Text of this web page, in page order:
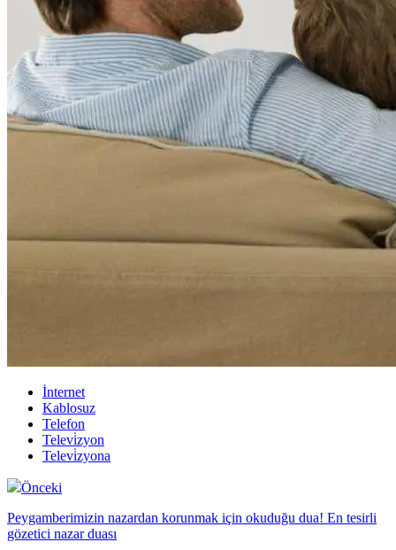
İnternet
Kablosuz
Telefon
Televi̇zyon
Televi̇zyona
Önceki
Peygamberimizin nazardan korunmak için okuduğu dua! En tesirli
gözetici nazar duası